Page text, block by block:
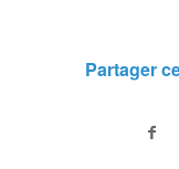
Partager